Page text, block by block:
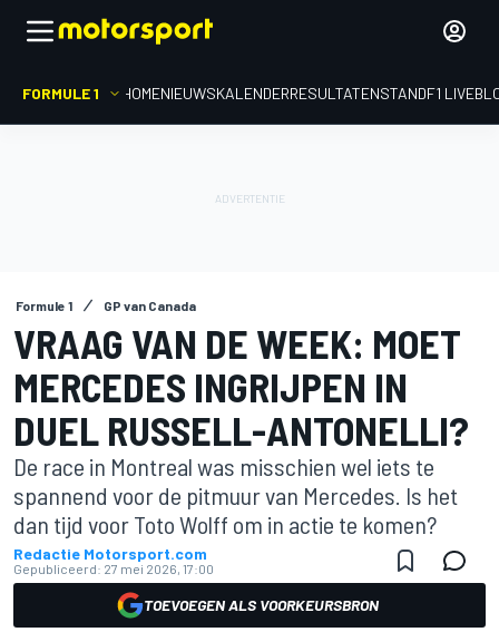
FORMULE 1 HOMENIEUWSKALENDERRESULTATENSTANDF1
Formule 1 GP van Canada
VRAAG VAN DE WEEK: MOET
MERCEDES INGRIJPEN IN
DUEL RUSSELL-ANTONELLI?
De race in Montreal was misschien wel iets te
spannend voor de pitmuur van Mercedes. Is het
dan tijd voor Toto Wolff om in actie te komen?
Redactie Motorsport.com
Gepubliceerd: 27 mei 2026, 17:00
TOEVOEGEN ALS VOORKEURSBRON